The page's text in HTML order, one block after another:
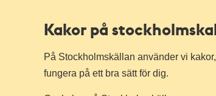
Kakor på
På Stockholmskällan använder vi
fungera på ett bra sätt för dig.